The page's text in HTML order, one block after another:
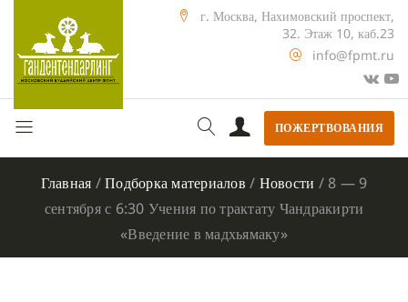
г. Москва, Нахимовский проспект,
32. Этаж 10, каб.23
info@fpmt.ru
ПОЖЕРТВОВАНИЯ
Главная /Подборка материалов / Новости / 8 — 9
сентября с 6:30 Учения по трактату Чандракирти
«Введение в мадхьямаку»